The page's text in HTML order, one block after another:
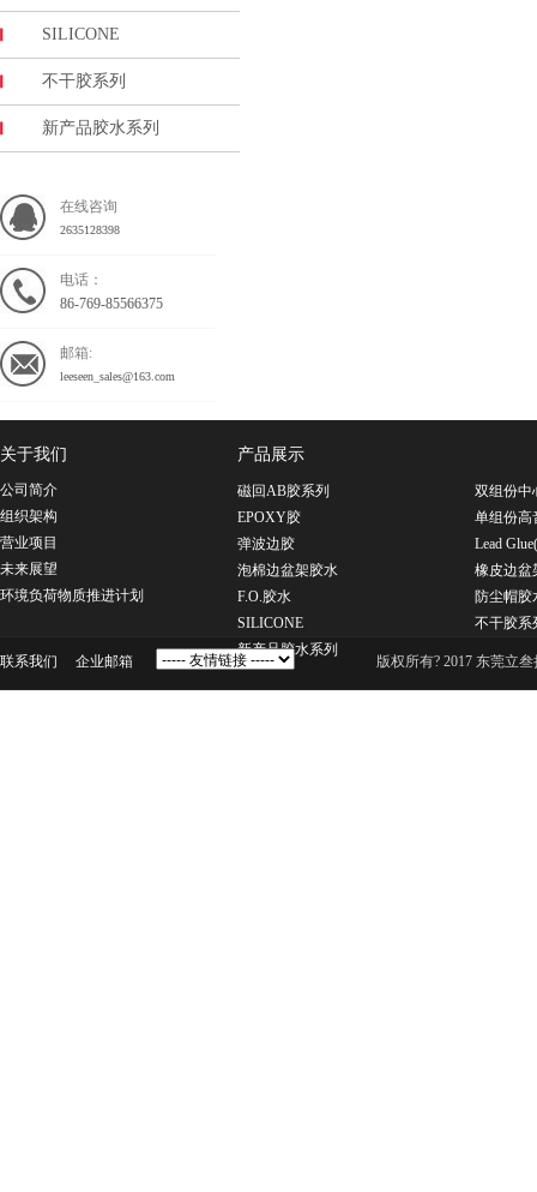
SILICONE
不干胶系列
新产品胶水系列
在线咨询
2635128398
电话：
86-769-85566375
邮箱:
leeseen_sales@163.com
关于我们
公司简介
组织架构
营业项目
未来展望
环境负荷物质推进计划
产品展示
磁回AB胶系列
双组份中
EPOXY胶
单组份高
弹波边胶
Lead
泡棉边盆架胶水
橡皮边盆
F.O.胶水
防尘帽胶
SILICONE
不干胶系
新产品胶水系列
联系我们 企业邮箱 版权所有? 2017 东莞立